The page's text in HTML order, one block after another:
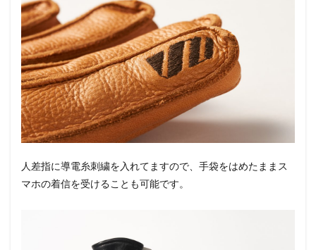
人差指に導電糸刺繍を入れてますので、手袋をはめたままス
マホの着信を受けることも可能です。